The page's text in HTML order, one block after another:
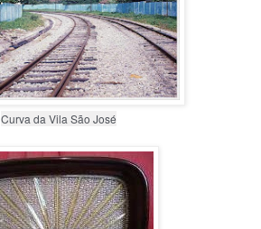
Curva da Vila São José